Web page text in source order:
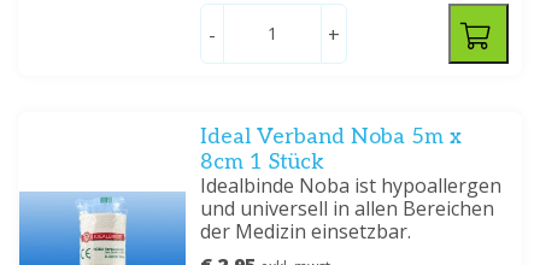
- +
Ideal Verband Noba 5m x
8cm 1 Stück
Idealbinde Noba ist hypoallergen
und universell in allen Bereichen
der Medizin einsetzbar.